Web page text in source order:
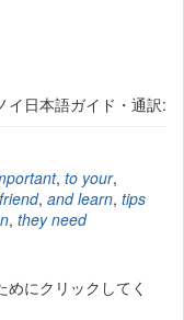
イ日本語ガイド・通訳:
, to your,
, and learn, tips
, they need
にクリックしてく